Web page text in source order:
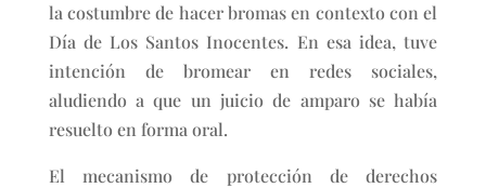
la costumbre de hacer bromas en contexto con el
Día de Los Santos Inocentes. En esa idea, tuve
intención de bromear en redes sociales,
aludiendo a que un juicio de amparo se había
resuelto en forma oral.
El mecanismo de protección de derechos